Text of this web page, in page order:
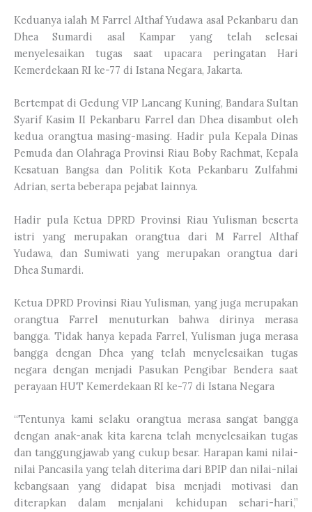
Keduanya ialah M Farrel Althaf Yudawa asal Pekanbaru dan
Dhea Sumardi asal Kampar yang telah selesai
menyelesaikan tugas saat upacara peringatan Hari
Kemerdekaan RI ke-77 di Istana Negara, Jakarta.
Bertempat di Gedung VIP Lancang Kuning, Bandara Sultan
Syarif Kasim II Pekanbaru Farrel dan Dhea disambut oleh
kedua orangtua masing-masing. Hadir pula Kepala Dinas
Pemuda dan Olahraga Provinsi Riau Boby Rachmat, Kepala
Kesatuan Bangsa dan Politik Kota Pekanbaru Zulfahmi
Adrian, serta beberapa pejabat lainnya.
Hadir pula Ketua DPRD Provinsi Riau Yulisman beserta
istri yang merupakan orangtua dari M Farrel Althaf
Yudawa, dan Sumiwati yang merupakan orangtua dari
Dhea Sumardi.
Ketua DPRD Provinsi Riau Yulisman, yang juga merupakan
orangtua Farrel menuturkan bahwa dirinya merasa
bangga. Tidak hanya kepada Farrel, Yulisman juga merasa
bangga dengan Dhea yang telah menyelesaikan tugas
negara dengan menjadi Pasukan Pengibar Bendera saat
perayaan HUT Kemerdekaan RI ke-77 di Istana Negara
“Tentunya kami selaku orangtua merasa sangat bangga
dengan anak-anak kita karena telah menyelesaikan tugas
dan tanggungjawab yang cukup besar. Harapan kami nilai-
nilai Pancasila yang telah diterima dari BPIP dan nilai-nilai
kebangsaan yang didapat bisa menjadi motivasi dan
diterapkan dalam menjalani kehidupan sehari-hari,”